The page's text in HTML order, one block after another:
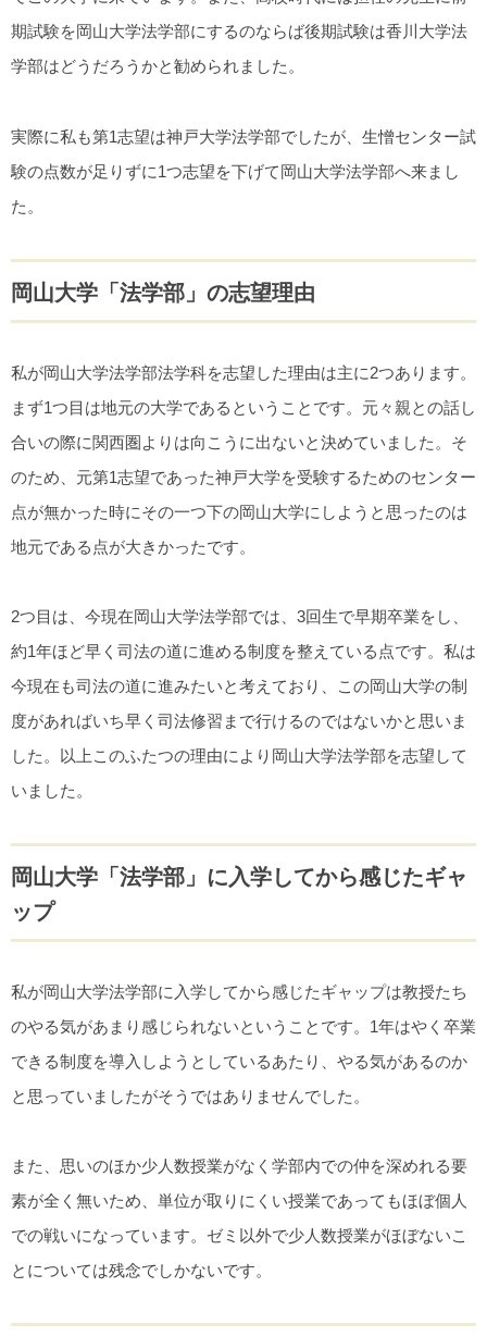
期試験を岡山大学法学部にするのならば後期試験は香川大学法
学部はどうだろうかと勧められました。
実際に私も第1志望は神戸大学法学部でしたが、生憎センター試
験の点数が足りずに1つ志望を下げて岡山大学法学部へ来まし
た。
岡山大学「法学部」の志望理由
私が岡山大学法学部法学科を志望した理由は主に2つあります。
まず1つ目は地元の大学であるということです。元々親との話し
合いの際に関西圏よりは向こうに出ないと決めていました。そ
のため、元第1志望であった神戸大学を受験するためのセンター
点が無かった時にその一つ下の岡山大学にしようと思ったのは
地元である点が大きかったです。
2つ目は、今現在岡山大学法学部では、3回生で早期卒業をし、
約1年ほど早く司法の道に進める制度を整えている点です。私は
今現在も司法の道に進みたいと考えており、この岡山大学の制
度があればいち早く司法修習まで行けるのではないかと思いま
した。以上このふたつの理由により岡山大学法学部を志望して
いました。
岡山大学「法学部」に入学してから感じたギャ
ップ
私が岡山大学法学部に入学してから感じたギャップは教授たち
のやる気があまり感じられないということです。1年はやく卒業
できる制度を導入しようとしているあたり、やる気があるのか
と思っていましたがそうではありませんでした。
また、思いのほか少人数授業がなく学部内での仲を深めれる要
素が全く無いため、単位が取りにくい授業であってもほぼ個人
での戦いになっています。ゼミ以外で少人数授業がほぼないこ
とについては残念でしかないです。